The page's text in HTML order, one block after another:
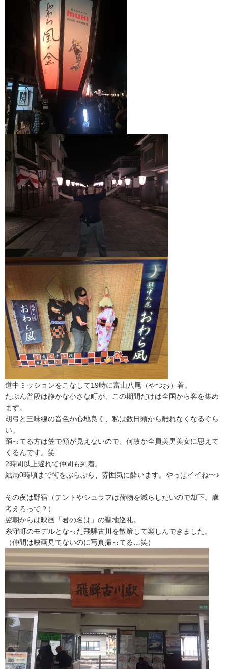
道中ミッションをこなして19時に富山八尾（やつお）着。
たぶん普段は静かな小さな町が、
この期間だけは全国から客を集め
ます。
胡弓と三味線の音色が心地良く、 私は数日頭から離れなくなるぐら
い。
踊ってる方は笠で顔が見えないので、 何故か全員美男美女に思えて
くるんです。笑
2時間以上遅れて仲間も到着。
結局0時頃まで街をぶらぶら、雰囲気に酔います。やっぱイイね〜♪
その夜は野宿（テントやシュラフは荷物を減らしたいので却下。 歳
考えろって？）
翌朝からは映画「君の名は」の聖地巡礼。
糸守町のモデルとなった飛騨古川を散策して楽しんできました。
（仲間は映画見てないのに写真撮ってる…笑）